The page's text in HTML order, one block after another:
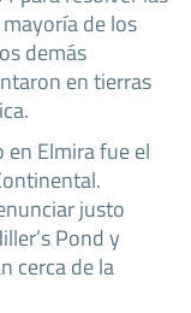
de los
demás
en tierras
Elmira fue el
justo
Pond y
cerca de la